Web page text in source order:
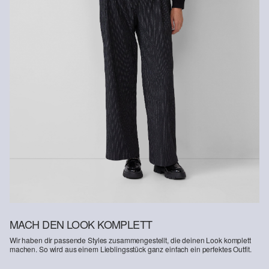
Gastkunden können ihre Artikel innerhalb von 14 Tagen nach
Erhalt der Ware an uns zurückschicken. Fashion Card und VIP
Kunden haben nach Erhalt der Ware 30 Tage Zeit, um ihre Artikel
Weitere Informationen sind unserer „ Hilfe & FAQ
HIER online anmelden.
MACH DEN LOOK KOMPLETT
Wir haben dir passende Styles zusammengestellt, die deinen Look komplett
machen. So wird aus einem Lieblingsstück ganz einfach ein perfektes Outfit.